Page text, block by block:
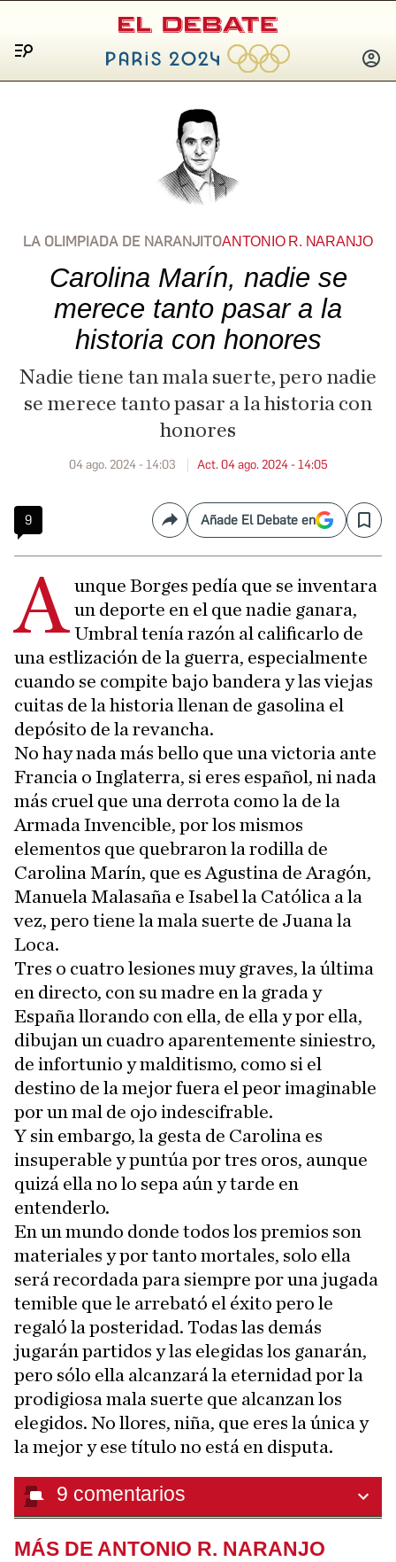
INICIAR
LA OLIMPIADA DE NARANJITOANTONIO R. NARANJO
Carolina Marín, nadie se
merece tanto pasar a la
historia con honores
Nadie tiene tan mala suerte, pero nadie
se merece tanto pasar a la historia con
honores
04 ago. 2024 - 14:03 Act. 04 ago. 2024 - 14:05
9 CompartirAñade El Debate en Save
A unque Borges pedía que se inventara
un deporte en el que nadie ganara,
Umbral tenía razón al calificarlo de
una estlización de la guerra, especialmente
cuando se compite bajo bandera y las viejas
cuitas de la historia llenan de gasolina el
depósito de la revancha.
No hay nada más bello que una victoria ante
Francia o Inglaterra, si eres español, ni nada
más cruel que una derrota como la de la
Armada Invencible, por los mismos
elementos que quebraron la rodilla de
Carolina Marín, que es Agustina de Aragón,
Manuela Malasaña e Isabel la Católica a la
vez, pero tiene la mala suerte de Juana la
Loca.
Tres o cuatro lesiones muy graves, la última
en directo, con su madre en la grada y
España llorando con ella, de ella y por ella,
dibujan un cuadro aparentemente siniestro,
de infortunio y malditismo, como si el
destino de la mejor fuera el peor imaginable
por un mal de ojo indescifrable.
Y sin embargo, la gesta de Carolina es
insuperable y puntúa por tres oros, aunque
quizá ella no lo sepa aún y tarde en
entenderlo.
En un mundo donde todos los premios son
materiales y por tanto mortales, solo ella
será recordada para siempre por una jugada
temible que le arrebató el éxito pero le
regaló la posteridad. Todas las demás
jugarán partidos y las elegidas los ganarán,
pero sólo ella alcanzará la eternidad por la
prodigiosa mala suerte que alcanzan los
elegidos. No llores, niña, que eres la única y
la mejor y ese título no está en disputa.
9 comentarios
MÁS DE ANTONIO R. NARANJO